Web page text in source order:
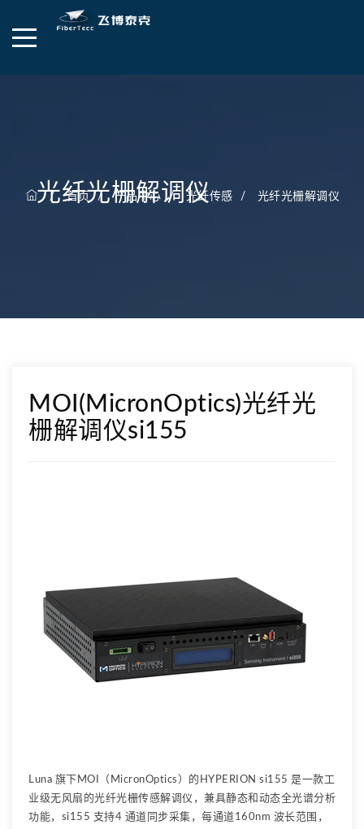
光纤光栅解调仪
首页 产品中心 光纤传感 光纤光栅解调仪
MOI(MicronOptics)光纤光
栅解调仪si155
Luna 旗下MOI（MicronOptics）的HYPERION si155 是一款工
业级无风扇的光纤光栅传感解调仪，兼具静态和动态全光谱分析
功能，si155 支持4 通道同步采集，每通道160nm 波长范围，